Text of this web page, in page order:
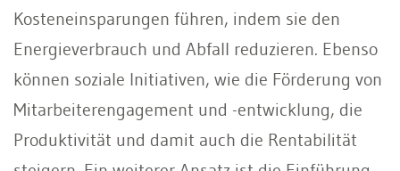
Kosteneinsparungen führen, indem sie den
Energieverbrauch und Abfall reduzieren. Ebenso
können soziale Initiativen, wie die Förderung von
Mitarbeiterengagement und -entwicklung, die
Produktivität und damit auch die Rentabilität